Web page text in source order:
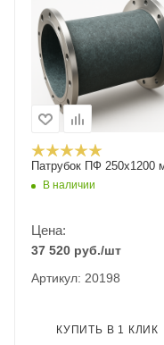
Патрубок ПФ 250х1200
В наличии
Цена:
37 520 руб./шт
Артикул: 20198
КУПИТЬ В 1 КЛИК